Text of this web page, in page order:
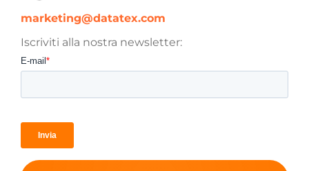
marketing@datatex.com
Iscriviti alla nostra newsletter: